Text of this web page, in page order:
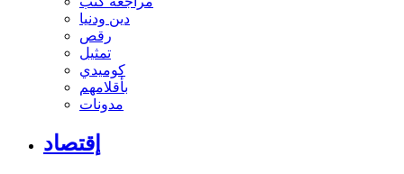
دين ودنيا
رقص
تمثيل
كوميدي
بأقلامهم
مدونات
إقتصاد